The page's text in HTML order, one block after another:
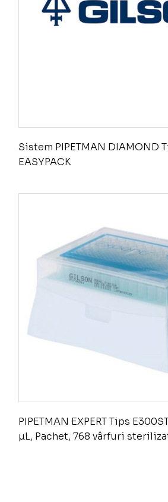
Sistem PIPETMAN DIAMOND
EASYPACK
PIPETMAN EXPERT Tips
µL, Pachet, 768 vârfuri